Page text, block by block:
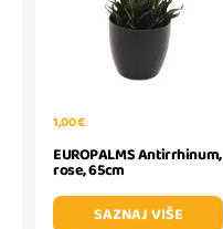
1,00 €
EUROPALMS Antirrhinum,
rose, 65cm
SAZNAJ VIŠE